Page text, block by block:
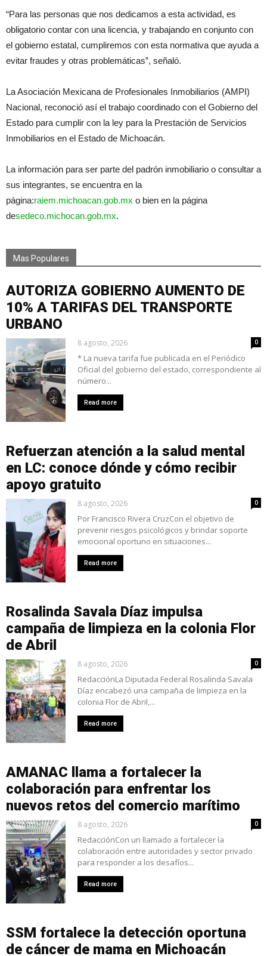
“Para las personas que nos dedicamos a esta actividad, es
obligatorio contar con una licencia, y trabajando en conjunto con
el gobierno estatal, cumpliremos con esta normativa que ayuda a
evitar fraudes y otras problemáticas”, señaló.
La Asociación Mexicana de Profesionales Inmobiliarios (AMPI)
Nacional, reconoció así el trabajo coordinado con el Gobierno del
Estado para cumplir con la ley para la Prestación de Servicios
Inmobiliarios en el Estado de Michoacán.
La información para ser parte del padrón inmobiliario o consultar a
sus integrantes, se encuentra en la
página:raiem.michoacan.gob.mx o bien en la página
desedeco.michocan.gob.mx.
Mas Populares
AUTORIZA GOBIERNO AUMENTO DE
10% A TARIFAS DEL TRANSPORTE
URBANO
8 agosto, 2026 0
* La nueva tarifa fue publicada en el Periódico
Oficial del gobierno del estado, correspondiente al
número...
Read more
Refuerzan atención a la salud mental
en LC: conoce dónde y cómo recibir
apoyo gratuito
8 agosto, 2026 0
Por Francisco Rivera CruzCon el objetivo de
prevenir riesgos psicológicos y brindar soporte
emocional oportuno en situaciones...
Read more
Rosalinda Savala Díaz impulsa
campaña de limpieza en la colonia Flor
de Abril
8 agosto, 2026 0
RedacciónLa Diputada Federal Rosalinda Savala
Díaz encabezó una campaña de limpieza en la
colonia Flor de Abril,...
Read more
AMANAC llama a fortalecer la
colaboración para enfrentar los
nuevos retos del comercio marítimo
8 agosto, 2026 0
RedacciónCon un llamado a fortalecer la
colaboración entre autoridades y sector privado
para responder a los desafíos...
Read more
SSM fortalece la detección oportuna
de cáncer de mama en Michoacán